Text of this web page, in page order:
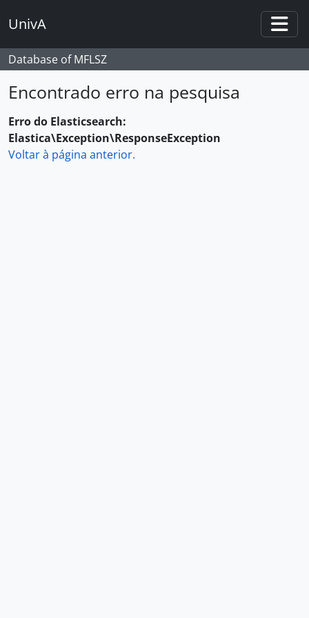
UnivA
Database of MFLSZ
Encontrado erro na pesquisa
Erro do Elasticsearch:
Elastica\Exception\ResponseException
Voltar à página anterior.